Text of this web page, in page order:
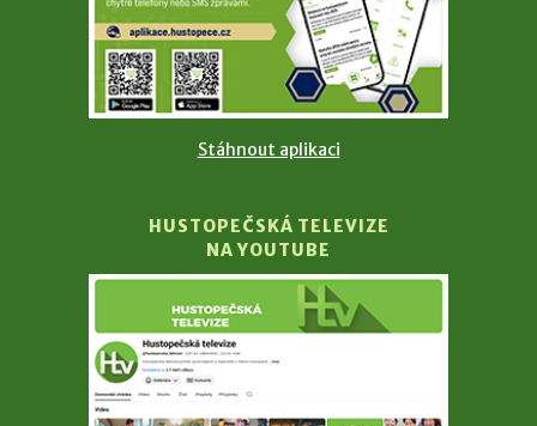
Stáhnout aplikaci
HUSTOPEČSKÁ TELEVIZE
NA YOUTUBE